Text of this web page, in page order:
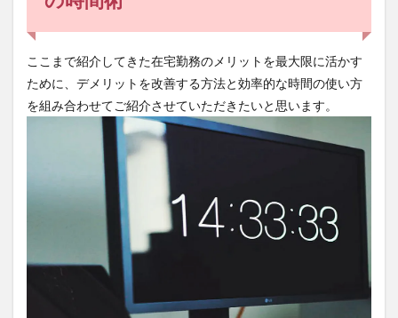
ここまで紹介してきた在宅勤務のメリットを最大限に活かす
ために、デメリットを改善する方法と効率的な時間の使い方
を組み合わせてご紹介させていただきたいと思います。